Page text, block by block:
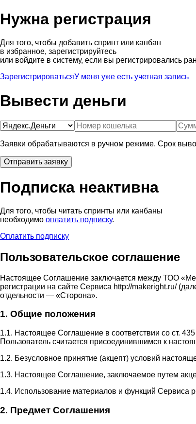
Нужна регистрация
Для того, чтобы добавить спринт или канбан
в избранное, зарегистрируйтесь
или войдите в систему, если вы регистрировались
ЗарегистрироватьсяУ меня уже есть учетная запись
Вывести деньги
Заявки обрабатываются в ручном режиме. Срок
Подписка неактивна
Для того, чтобы читать спринты или канбаны
необходимо оплатить подписку.
Оплатить подписку
Пользовательское соглашение
Настоящее Соглашение заключается между ТОО
регистрации на сайте Сервиса http://makeright.ru/
отдельности — «Сторона».
1. Общие положения
1.1. Настоящее Соглашение в соответствии со ст.
Пользователь считается присоединившимся к
1.2. Безусловное принятие (акцепт) условий
1.3. Настоящее Соглашение, заключаемое путем
1.4. Использование материалов и функций Сервиса
2. Предмет Соглашения